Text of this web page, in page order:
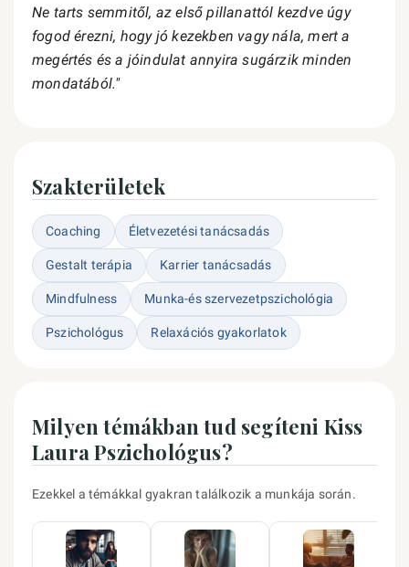
Ne tarts semmitől, az első pillanattól kezdve úgy
fogod érezni, hogy jó kezekben vagy nála, mert a
megértés és a jóindulat annyira sugárzik minden
mondatából."
Szakterületek
Coaching Életvezetési tanácsadás
Gestalt terápia Karrier tanácsadás
Mindfulness Munka-és szervezetpszichológia
Pszichológus Relaxációs gyakorlatok
Milyen témákban tud segíteni Kiss
Laura Pszichológus?
Ezekkel a témákkal gyakran találkozik a munkája során.